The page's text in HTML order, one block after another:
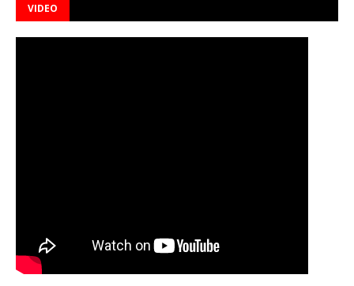
VIDEO